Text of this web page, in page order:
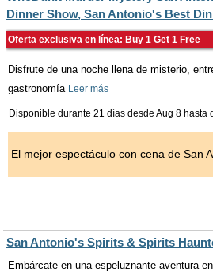
Dinner Show, San Antonio's Best
Oferta exclusiva en línea: Buy 1 Get 1 Free
Disfrute de una noche llena de misterio,
gastronomía Leer más
Disponible durante 21 días desde Aug 8 hasta
El mejor espectáculo con cena de San
San Antonio's Spirits & Spirits
Embárcate en una espeluznante aventura